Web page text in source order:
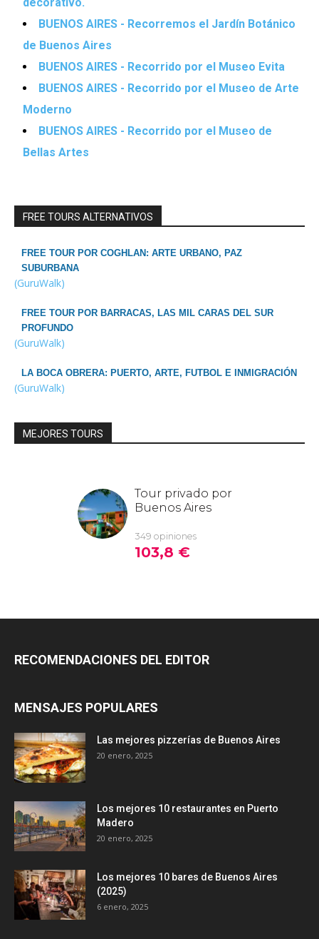
BUENOS AIRES - Recorremos el Jardín Botánico
de Buenos Aires
BUENOS AIRES - Recorrido por el Museo Evita
BUENOS AIRES - Recorrido por el Museo de Arte
Moderno
BUENOS AIRES - Recorrido por el Museo de
Bellas Artes
FREE TOURS ALTERNATIVOS
FREE TOUR POR COGHLAN: ARTE URBANO, PAZ
SUBURBANA
(GuruWalk)
FREE TOUR POR BARRACAS, LAS MIL CARAS DEL SUR
PROFUNDO
(GuruWalk)
LA BOCA OBRERA: PUERTO, ARTE, FUTBOL E INMIGRACIÓN
(GuruWalk)
MEJORES TOURS
RECOMENDACIONES DEL EDITOR
MENSAJES POPULARES
Las mejores pizzerías de Buenos Aires
20 enero, 2025
Los mejores 10 restaurantes en Puerto
Madero
20 enero, 2025
Los mejores 10 bares de Buenos Aires
(2025)
6 enero, 2025